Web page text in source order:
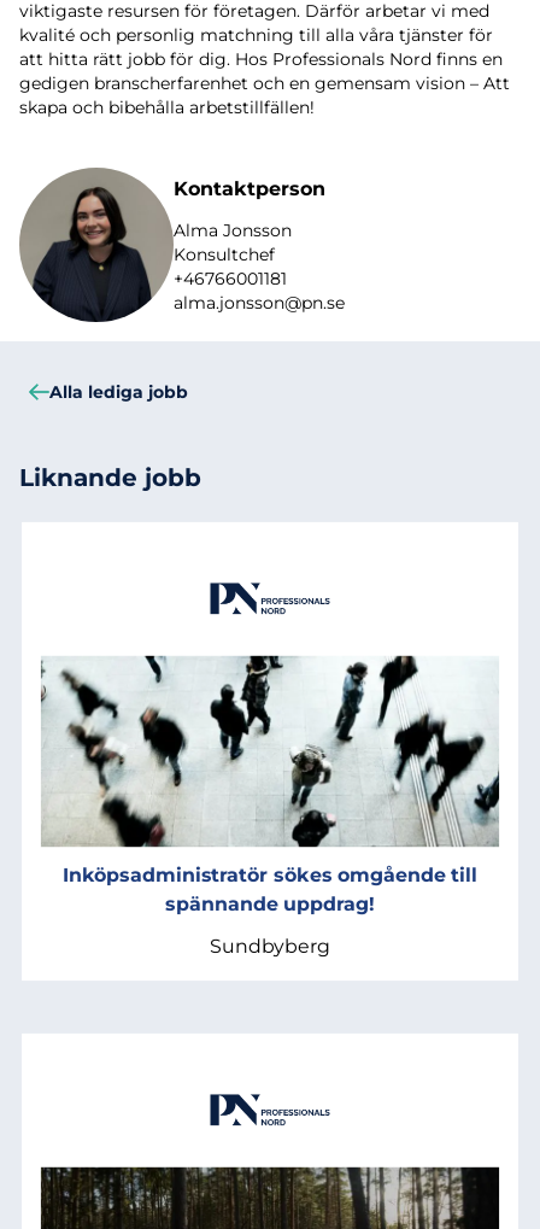
viktigaste resursen för företagen. Därför arbetar vi med
kvalité och personlig matchning till alla våra tjänster för
att hitta rätt jobb för dig. Hos Professionals Nord finns en
gedigen branscherfarenhet och en gemensam vision – Att
skapa och bibehålla arbetstillfällen!
Kontaktperson
Alma Jonsson
Konsultchef
+46766001181
alma.jonsson@pn.se
Alla lediga jobb
Liknande jobb
Inköpsadministratör sökes omgående till
spännande uppdrag!
Sundbyberg